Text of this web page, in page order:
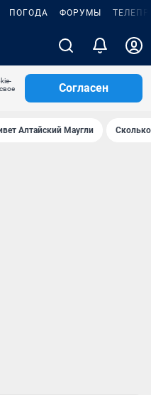
ПОГОДА ФОРУМЫ
Согласен
Алтайский Маугли